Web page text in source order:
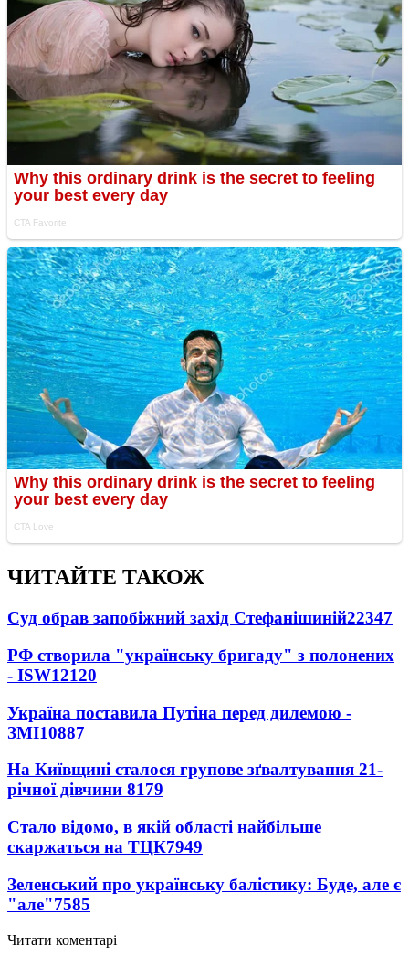
ЧИТАЙТЕ ТАКОЖ
Суд обрав запобіжний захід Стефанішиній22347
РФ створила "українську бригаду" з полонених
- ISW12120
Україна поставила Путіна перед дилемою -
ЗМІ10887
На Київщині сталося групове зґвалтування 21-
річної дівчини 8179
Стало відомо, в якій області найбільше
скаржаться на ТЦК7949
Зеленський про українську балістику: Буде, але є
"але"7585
Читати коментарі